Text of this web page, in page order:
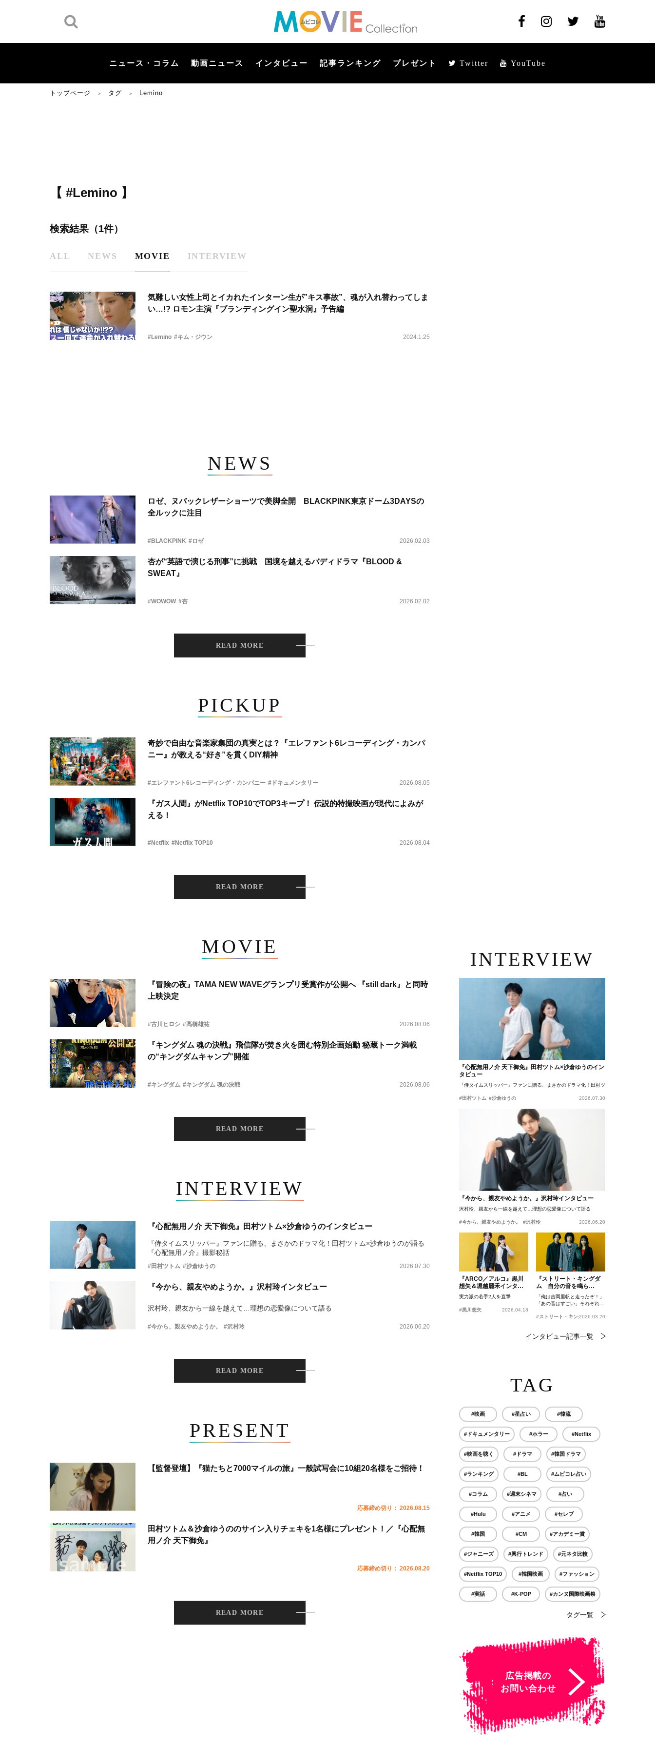
ニュース・コラム 動画ニュース インタビュー 記事ランキング プレゼント Twitter YouTube
トップページ ＞ タグ ＞ Lemino
【 #Lemino 】
検索結果（1件）
ALL NEWS MOVIE INTERVIEW
気難しい女性上司とイカれたインターン生が”キス事故”、魂が入れ替わってしま
い…!? ロモン主演『ブランディングイン聖水洞』予告編
#Lemino #キム・ジウン 2024.1.25
NEWS
ロゼ、ヌバックレザーショーツで美脚全開 BLACKPINK東京ドーム3DAYSの
全ルックに注目
#BLACKPINK #ロゼ 2026.02.03
杏が“英語で演じる刑事”に挑戦 国境を越えるバディドラマ『BLOOD &
SWEAT』
#WOWOW #杏 2026.02.02
READ MORE
PICKUP
奇妙で自由な音楽家集団の真実とは？『エレファント6レコーディング・カンパ
ニー』が教える“好き”を貫くDIY精神
#エレファント6レコーディング・カンパニー #ドキュメンタリー 2026.08.05
『ガス人間』がNetflix TOP10でTOP3キープ！ 伝説的特撮映画が現代によみが
える！
#Netflix #Netflix TOP10 2026.08.04
READ MORE
MOVIE
『冒険の夜』TAMA NEW WAVEグランプリ受賞作が公開へ 『still dark』と同時
上映決定
#古川ヒロシ #髙橋雄祐 2026.08.06
『キングダム 魂の決戦』飛信隊が焚き火を囲む特別企画始動 秘蔵トーク満載
の“キングダムキャンプ”開催
#キングダム #キングダム 魂の決戦 2026.08.06
READ MORE
INTERVIEW
『心配無用ノ介 天下御免』田村ツトム×沙倉ゆうのインタビュー
『侍タイムスリッパー』ファンに贈る、まさかのドラマ化！田村ツトム×沙倉ゆうのが語る
『心配無用ノ介』撮影秘話
#田村ツトム #沙倉ゆうの 2026.07.30
『今から、親友やめようか。』沢村玲インタビュー
沢村玲、親友から一線を越えて…理想の恋愛像について語る
#今から、親友やめようか。 #沢村玲 2026.06.20
READ MORE
PRESENT
【監督登壇】『猫たちと7000マイルの旅』一般試写会に10組20名様をご招待！
応募締め切り： 2026.08.15
田村ツトム＆沙倉ゆうののサイン入りチェキを1名様にプレゼント！／『心配無
用ノ介 天下御免』
応募締め切り： 2026.08.20
READ MORE
INTERVIEW
『心配無用ノ介 天下御免』田村ツトム×沙倉ゆうのイン
タビュー
『侍タイムスリッパー』ファンに贈る、まさかのドラマ化！田村ツトム×沙倉ゆうのが語
#田村ツトム #沙倉ゆうの 2026.07.30
『今から、親友やめようか。』沢村玲インタビュー
沢村玲、親友から一線を越えて…理想の恋愛像について語る
#今から、親友やめようか。 #沢村玲 2026.06.20
『ARCO／アルコ』黒川
想矢＆堀越麗禾インタビ
ュー
実力派の若手2人を直撃
#黒川想矢 2026.04.18
『ストリート・キングダ
ム 自分の音を鳴ら
せ。』峯田和伸、若葉竜
也、吉岡里帆インタビュ
ー
「俺は吉岡里帆と走ったぞ！」
「あの音はすごい」それぞれの
#ストリート・キングダム 自分の音を鳴らせ。
2026.03.20
インタビュー記事一覧
TAG
#映画 #星占い #韓流
#ドキュメンタリー #ホラー #Netflix
#映画を聴く #ドラマ #韓国ドラマ
#ランキング #BL #ムビコレ占い
#コラム #週末シネマ #占い
#Hulu #アニメ #セレブ
#韓国 #CM #アカデミー賞
#ジャニーズ #興行トレンド #元ネタ比較
#Netflix TOP10 #韓国映画 #ファッション
#実話 #K-POP #カンヌ国際映画祭
タグ一覧
広告掲載の
お問い合わせ